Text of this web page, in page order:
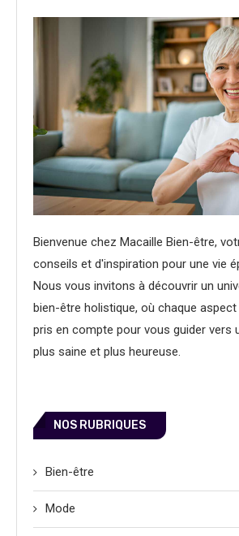
Bienvenue chez Macaille Bien-être,
conseils et d'inspiration pour une vie
Nous vous invitons à découvrir un
bien-être holistique, où chaque
pris en compte pour vous guider vers
plus saine et plus heureuse.
NOS RUBRIQUES
Bien-être
Mode